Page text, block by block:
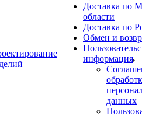
Доставка по
области
Доставка по
Обмен и
информация
данных